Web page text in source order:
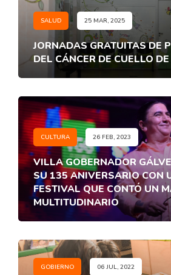
SALUD 25 MAR, 2025
JORNADAS GRATUITAS DE
DEL CÁNCER DE CUELLO
CULTURA 26 FEB, 2023
VILLA GOBERNADOR
SU 135 ANIVERSARIO CON
FESTIVAL QUE CONTÓ UN
MULTITUDINARIO
GOBIERNO 06 JUL, 2022